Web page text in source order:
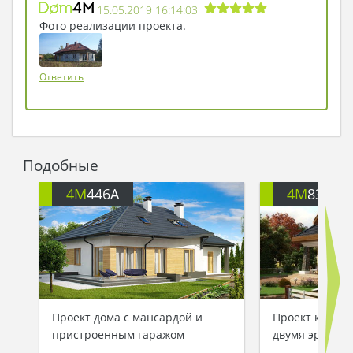
15.05.2019 16:14:03
Фото реализации проекта.
Ответить
Подобные
4M446A
Проект дома с мансардой и
пристроенным гаражом
4M833
Проект
двумя